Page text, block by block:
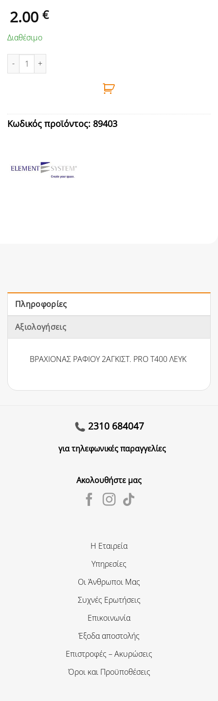
2.00 €
Διαθέσιμο
ΒΡΑΧΙΟΝΑΣ ΡΑΦΙΟΥ 2ΑΓΚΙΣΤ. PRO Τ400 ΛΕΥΚ ποσότητα
Κωδικός προϊόντος: 89403
Πληροφορίες
Αξιολογήσεις
ΒΡΑΧΙΟΝΑΣ ΡΑΦΙΟΥ 2ΑΓΚΙΣΤ. PRO Τ400 ΛΕΥΚ
2310 684047
για τηλεφωνικές παραγγελίες
Ακολουθήστε μας
Η Εταιρεία
Υπηρεσίες
Οι Άνθρωποι Μας
Συχνές Ερωτήσεις
Επικοινωνία
Έξοδα αποστολής
Επιστροφές – Ακυρώσεις
Όροι και Προϋποθέσεις